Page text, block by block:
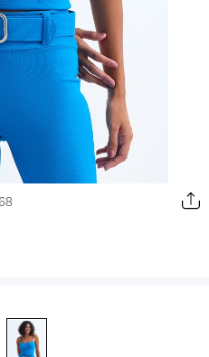
Yağmurluk